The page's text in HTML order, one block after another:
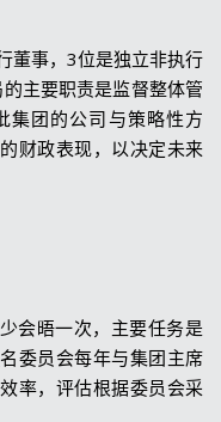
董事，3位是独立非执行
主要职责是监督整体管
集团的公司与策略性方
财政表现，以决定未来
会晤一次，主要任务是
委员会每年与集团主席
率，评估根据委员会采